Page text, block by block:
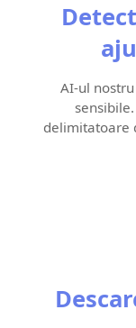
AI-ul
delimitatoare